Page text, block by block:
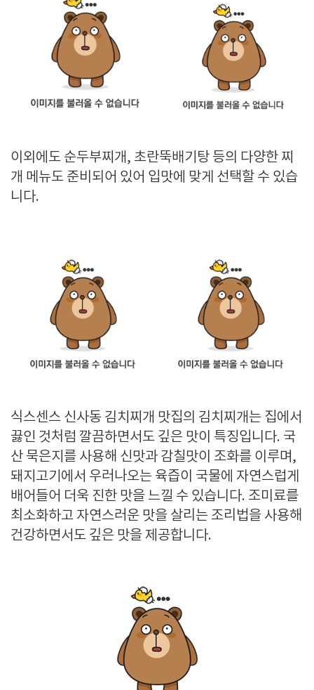
이외에도 순두부찌개, 초란뚝배기탕 등의 다양한 찌
개 메뉴도 준비되어 있어 입맛에 맞게 선택할 수 있습
니다.
식스센스 신사동 김치찌개 맛집의 김치찌개는 집에서
끓인 것처럼 깔끔하면서도 깊은 맛이 특징입니다. 국
산 묵은지를 사용해 신맛과 감칠맛이 조화를 이루며,
돼지고기에서 우러나오는 육즙이 국물에 자연스럽게
배어들어 더욱 진한 맛을 느낄 수 있습니다. 조미료를
최소화하고 자연스러운 맛을 살리는 조리법을 사용해
건강하면서도 깊은 맛을 제공합니다.